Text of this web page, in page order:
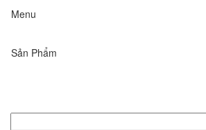
Menu
Sản Phẩm